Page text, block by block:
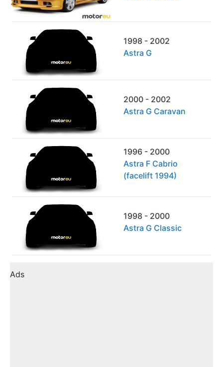
1998 - 2002
Astra G
2000 - 2002
Astra G Caravan
1996 - 2000
Astra F Cabrio
(facelift 1994)
1998 - 2000
Astra G Classic
Ads